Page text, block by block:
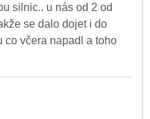
silnic.. u nás od 2 od
se dalo dojet i do
co včera napadl a toho